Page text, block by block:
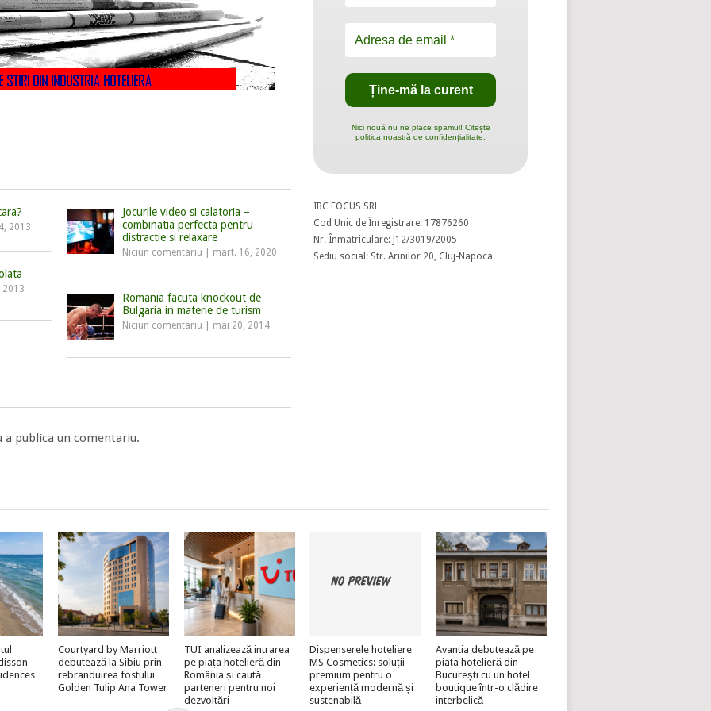
2013
Jocurile video si calatoria –
combinatia perfecta pentru
distractie si relaxare
Niciun comentariu mart. 16, 2020
2013
Romania facuta knockout de
Bulgaria in materie de turism
Niciun comentariu mai 20, 2014
publica un comentariu.
Nici nouă nu ne place spamul! Citește
politica noastră de confidențialitate.
IBC FOCUS SRL
Cod Unic de Înregistrare: 17876260
Nr. Înmatriculare: J12/3019/2005
Sediu social: Str. Arinilor 20, Cluj-Napoca
Courtyard by Marriott
debutează la Sibiu prin
rebranduirea fostului
Golden Tulip Ana Tower
TUI analizează intrarea
pe piața hotelieră din
România și caută
parteneri pentru noi
dezvoltări
Dispenserele hoteliere
MS Cosmetics: soluții
premium pentru o
experiență modernă și
sustenabilă
Avantia debutează pe
piața hotelieră din
București cu un hotel
boutique într-o clădire
interbelică